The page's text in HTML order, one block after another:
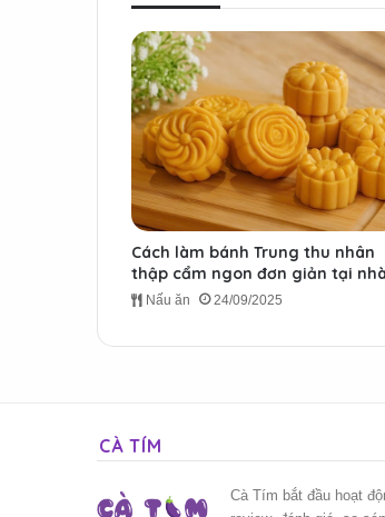
Cách làm bánh Trung thu nhân
thập cẩm ngon đơn giản tại nhà
Nấu ăn 24/09/2025
CÀ TÍM
Cà Tím bắt đầu hoạt